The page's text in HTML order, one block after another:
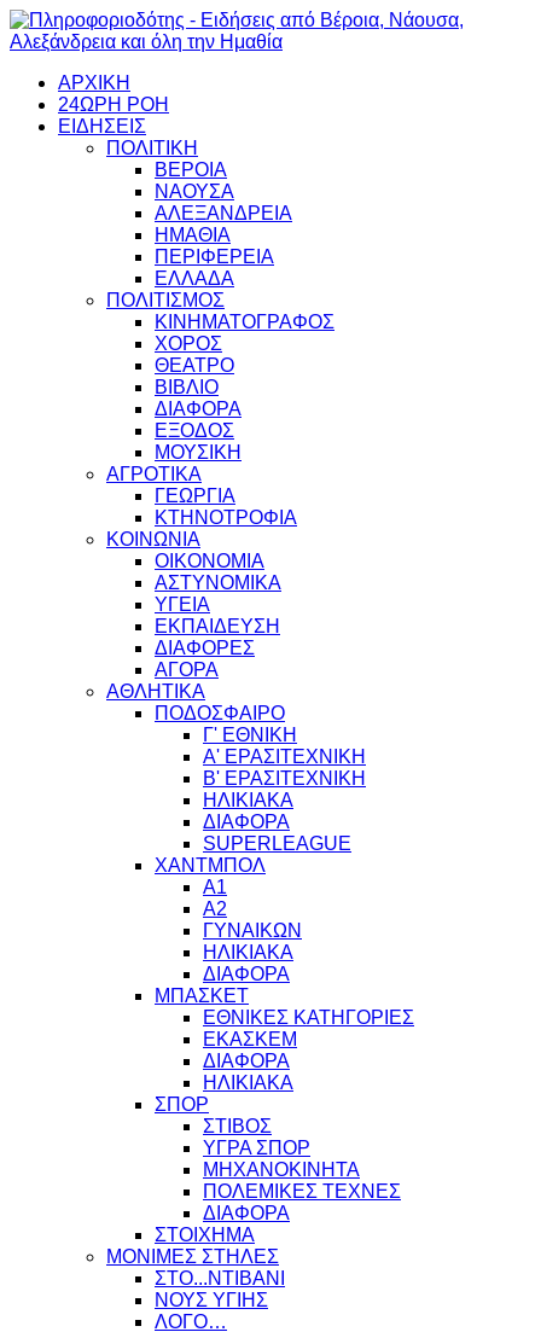
ΑΡΧΙΚΗ
24ΩΡΗ ΡΟΗ
ΕΙΔΗΣΕΙΣ
ΠΟΛΙΤΙΚΗ
ΒΕΡΟΙΑ
ΝΑΟΥΣΑ
ΑΛΕΞΑΝΔΡΕΙΑ
ΗΜΑΘΙΑ
ΠΕΡΙΦΕΡΕΙΑ
ΕΛΛΑΔΑ
ΠΟΛΙΤΙΣΜΟΣ
ΚΙΝΗΜΑΤΟΓΡΑΦΟΣ
ΧΟΡΟΣ
ΘΕΑΤΡΟ
ΒΙΒΛΙΟ
ΔΙΑΦΟΡΑ
ΕΞΟΔΟΣ
ΜΟΥΣΙΚΗ
ΑΓΡΟΤΙΚΑ
ΓΕΩΡΓΙΑ
ΚΤΗΝΟΤΡΟΦΙΑ
ΚΟΙΝΩΝΙΑ
ΟΙΚΟΝΟΜΙΑ
ΑΣΤΥΝΟΜΙΚΑ
ΥΓΕΙΑ
ΕΚΠΑΙΔΕΥΣΗ
ΔΙΑΦΟΡΕΣ
ΑΓΟΡΑ
ΑΘΛΗΤΙΚΑ
ΠΟΔΟΣΦΑΙΡΟ
Γ' ΕΘΝΙΚΗ
Α' ΕΡΑΣΙΤΕΧΝΙΚΗ
Β' ΕΡΑΣΙΤΕΧΝΙΚΗ
ΗΛΙΚΙΑΚΑ
ΔΙΑΦΟΡΑ
SUPERLEAGUE
ΧΑΝΤΜΠΟΛ
Α1
Α2
ΓΥΝΑΙΚΩΝ
ΗΛΙΚΙΑΚΑ
ΔΙΑΦΟΡΑ
ΜΠΑΣΚΕΤ
ΕΘΝΙΚΕΣ ΚΑΤΗΓΟΡΙΕΣ
ΕΚΑΣΚΕΜ
ΔΙΑΦΟΡΑ
ΗΛΙΚΙΑΚΑ
ΣΠΟΡ
ΣΤΙΒΟΣ
ΥΓΡΑ ΣΠΟΡ
ΜΗΧΑΝΟΚΙΝΗΤΑ
ΠΟΛΕΜΙΚΕΣ ΤΕΧΝΕΣ
ΔΙΑΦΟΡΑ
ΣΤΟΙΧΗΜΑ
ΜΟΝΙΜΕΣ ΣΤΗΛΕΣ
ΣΤΟ...ΝΤΙΒΑΝΙ
ΝΟΥΣ ΥΓΙΗΣ
ΛΟΓΟ…